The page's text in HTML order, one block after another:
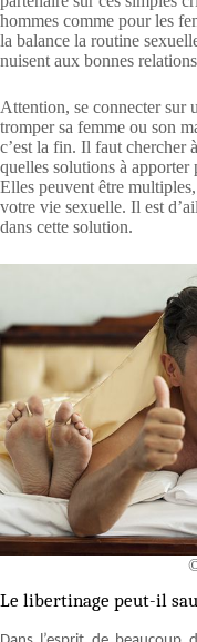
hommes comme pour les
la balance la routine
nuisent aux bonnes
Attention, se connecter sur
tromper sa femme ou son
c’est la fin. Il faut chercher
quelles solutions à
Elles peuvent être
votre vie sexuelle. Il est
dans cette solution.
Le libertinage peut-il